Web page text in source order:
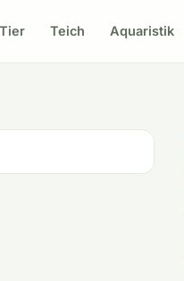
Tier Teich Aquaristik